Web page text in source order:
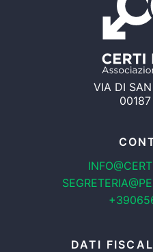
VIA DI
DATI